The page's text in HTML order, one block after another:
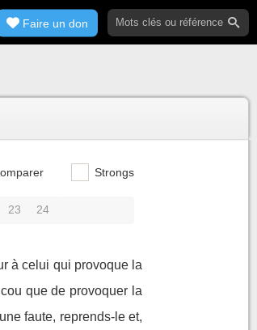
Faire un don
Strongs
23 24
à celui qui provoque la
que de provoquer la
faute, reprends-le et,